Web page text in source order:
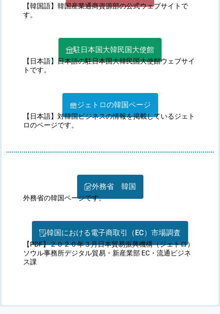
【韓国語】韓国産業通商資源部の公式ウェブサイトで
す。
駐日本国大韓民国大使館
【日本語】日本語の駐日本国大韓民国大使館ウェブサイ
トです。
ジェトロの韓国ページ
【日本語】対韓国ビジネスの情報を掲載しているジェト
ロのページです。
外務省 韓国
外務省の韓国ページです。
韓国における電子商取引（EC）市場調査
【PDF】２０２０年３月日本貿易振興機構（ジェトロ）
ソウル事務所デジタル貿易・新産業部 EC・流通ビジネ
ス課